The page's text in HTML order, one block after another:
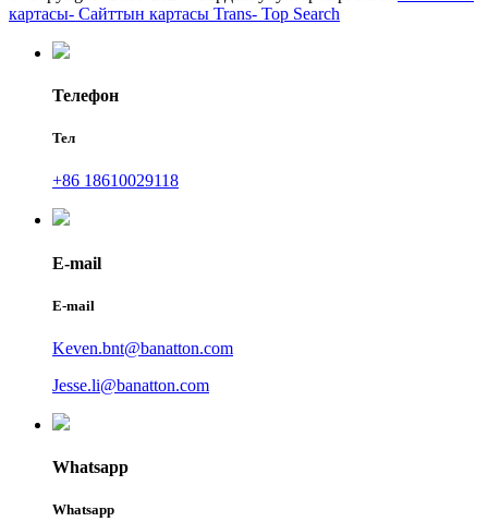
картасы- Сайттын картасы Trans- Top Search
Телефон
Тел
+86 18610029118
E-mail
E-mail
Keven.bnt@banatton.com
Jesse.li@banatton.com
Whatsapp
Whatsapp